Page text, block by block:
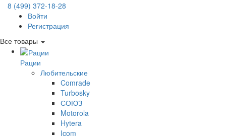
8 (499) 372-18-28
Войти
Регистрация
Все товары
Рации
Любительские
Comrade
Turbosky
СОЮЗ
Motorola
Hytera
Icom